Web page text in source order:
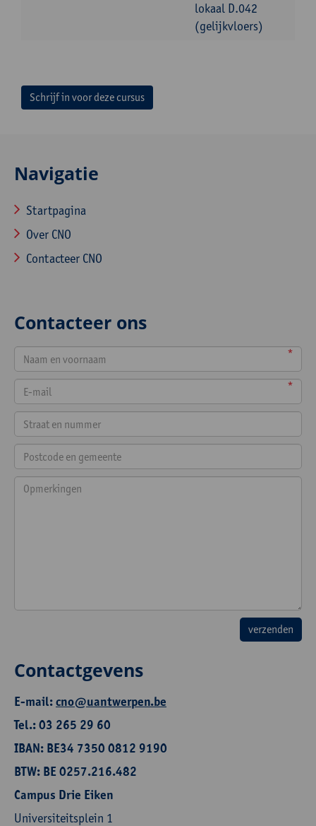
lokaal D.042
(gelijkvloers)
Schrijf in voor deze cursus
Navigatie
Startpagina
Over CNO
Contacteer CNO
Contacteer ons
*
*
Contactgevens
E-mail:cno@uantwerpen.be
Tel.: 03 265 29 60
IBAN: BE34 7350 0812 9190
BTW: BE 0257.216.482
Campus Drie Eiken
Universiteitsplein 1